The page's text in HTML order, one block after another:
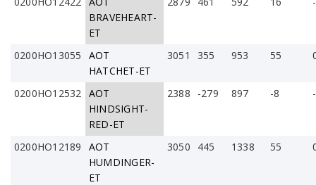
BRAVEHEART-
ET
0200HO13055
AOT
HATCHET-ET
3051 355 953 55
0200HO12532
AOT
HINDSIGHT-
RED-ET
2388 -279 897 -8
0200HO12189
AOT
HUMDINGER-
ET
3050 445 1338 55